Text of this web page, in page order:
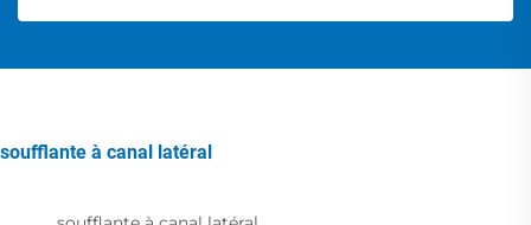
soufflante à canal latéral